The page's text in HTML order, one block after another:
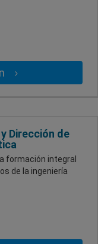
Dirección de
formación integral
de la ingeniería